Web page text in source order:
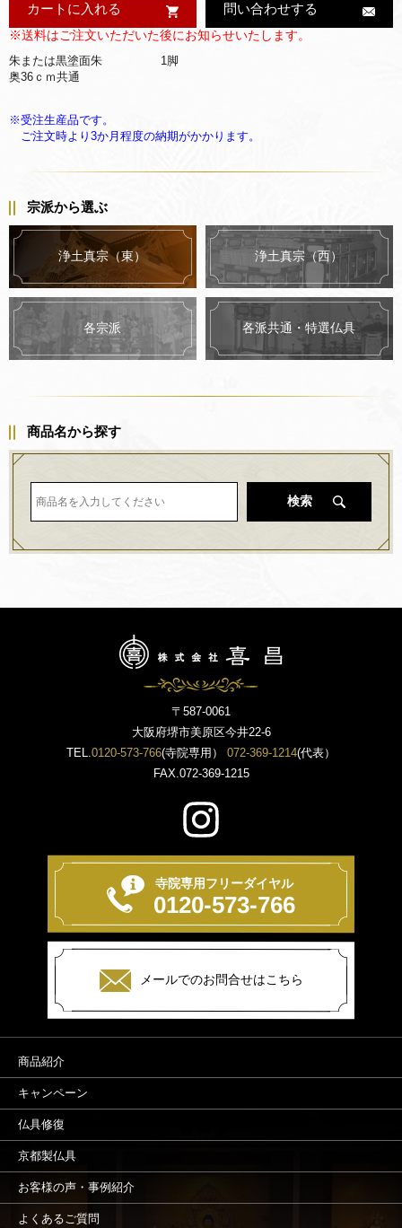
カートに入れる 問い合わせする
※送料はご注文いただいた後にお知らせいたします。
朱または黒塗面朱 1脚
奥36ｃｍ共通
※受注生産品です。
ご注文時より3か月程度の納期がかかります。
宗派から選ぶ
浄土真宗（東） 浄土真宗（西）
各宗派 各派共通・特選仏具
商品名から探す
検索
〒587-0061
大阪府堺市美原区今井22-6
TEL.0120-573-766(寺院専用） 072-369-1214(代表）
FAX.072-369-1215
寺院専用フリーダイヤル
0120-573-766
メールでのお問合せはこちら
商品紹介
キャンペーン
仏具修復
京都製仏具
お客様の声・事例紹介
よくあるご質問